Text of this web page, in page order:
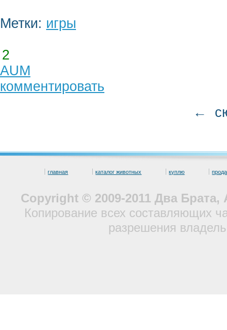
Метки: игры
2
AUM
комментировать
←
главная каталог животных куплю
Copyright © 2009-2011 Два
Копирование всех составляющих
разрешения